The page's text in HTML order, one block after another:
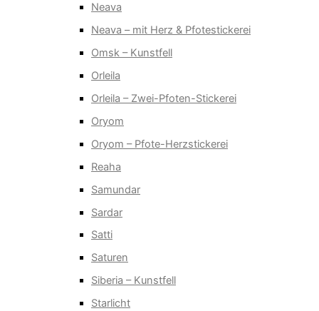
Neava
Neava – mit Herz & Pfotestickerei
Omsk – Kunstfell
Orleila
Orleila – Zwei-Pfoten-Stickerei
Oryom
Oryom – Pfote-Herzstickerei
Reaha
Samundar
Sardar
Satti
Saturen
Siberia – Kunstfell
Starlicht